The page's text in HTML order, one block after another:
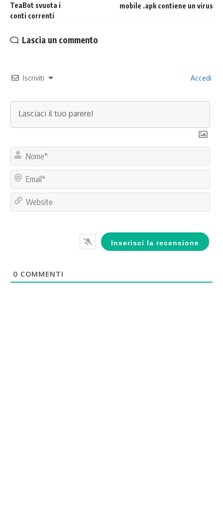
TeaBot svuota i
conti correnti
mobile .apk contiene un virus
Lascia un commento
Iscriviti Accedi
0 COMMENTI